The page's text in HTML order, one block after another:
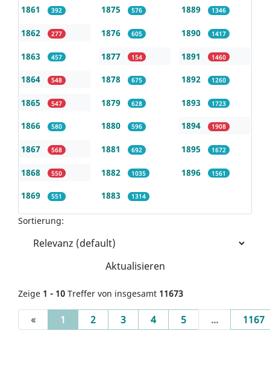
1861 392
1862 277
1863 457
1864 548
1865 547
1866 580
1867 568
1868 550
1869 551
1875 576
1876 605
1877 154
1878 675
1879 628
1880 596
1881 692
1882 1035
1883 1314
1889 1346
1890 1417
1891 1460
1892 1260
1893 1723
1894 1908
1895 1672
1896 1561
Sortierung:
Aktualisieren
Zeige 1 - 10 Treffer von insgesamt 11673
« 1 (current)
2 3 4 5 ... 1167